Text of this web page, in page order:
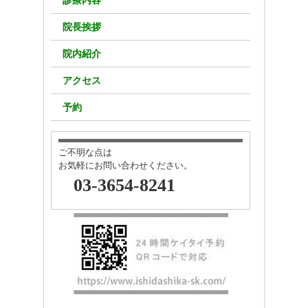
院長挨拶
院内紹介
アクセス
予約
ご不明な点は
お気軽にお問い合わせください。
03-3654-8241